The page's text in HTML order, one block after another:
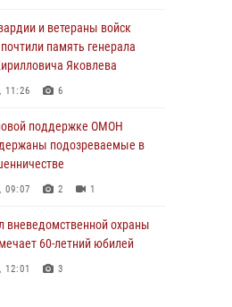
и ветераны войск
память генерала
Яковлева
11:26 6
поддержке ОМОН
подозреваемые в
09:07 2 1
вневедомственной охраны
60-летний юбилей
12:01 3